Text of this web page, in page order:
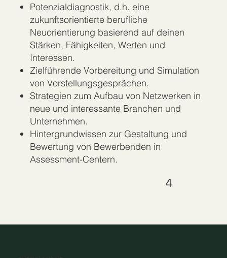
Potenzialdiagnostik, d.h. eine
zukunftsorientierte berufliche
Neuorientierung basierend auf deinen
Stärken, Fähigkeiten, Werten und
Interessen.
Zielführende Vorbereitung und Simulation
von Vorstellungsgesprächen.
Strategien zum Aufbau von Netzwerken in
neue und interessante Branchen und
Unternehmen.
Hintergrundwissen zur Gestaltung und
Bewertung von Bewerbenden in
Assessment-Centern.
4